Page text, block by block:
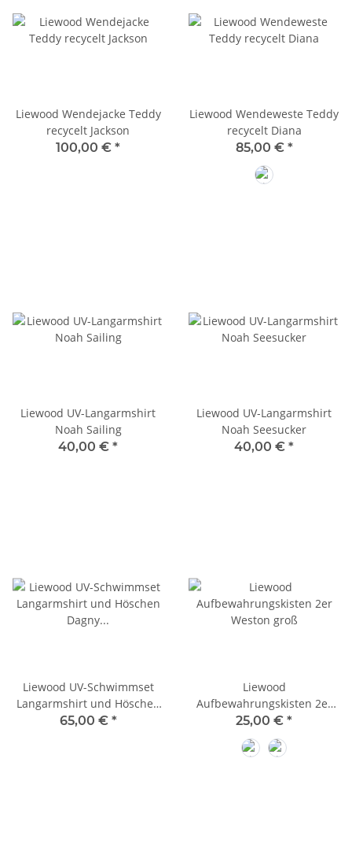
Liewood Wendejacke Teddy
recycelt Jackson
100,00 € *
Liewood Wendeweste Teddy
recycelt Diana
85,00 € *
Liewood UV-Langarmshirt
Noah Sailing
40,00 € *
Liewood UV-Langarmshirt
Noah Seesucker
40,00 € *
Liewood UV-Schwimmset
Langarmshirt und Höschen
Dagny Stripe
65,00 € *
Liewood
Aufbewahrungskisten 2er
Weston groß
25,00 € *